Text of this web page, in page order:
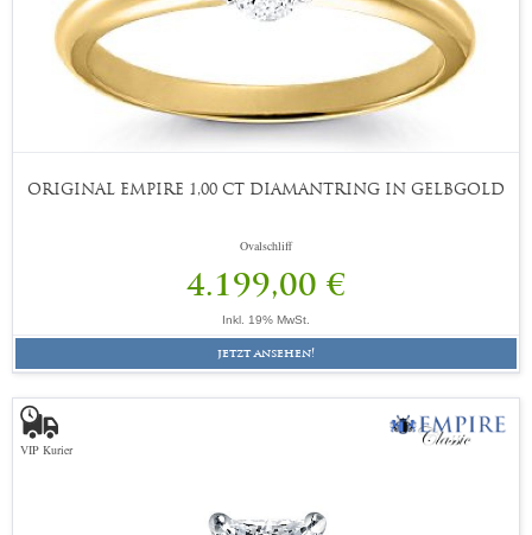
ORIGINAL EMPIRE 1,00 CT DIAMANTRING IN GELBGOLD
Ovalschliff
4.199,00 €
Inkl. 19% MwSt.
jetzt ansehen!
VIP Kurier